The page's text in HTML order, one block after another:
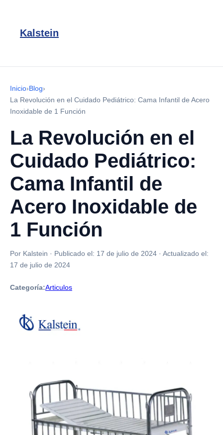
Kalstein
Inicio›Blog›
La Revolución en el Cuidado Pediátrico: Cama Infantil de Acero
Inoxidable de 1 Función
La Revolución en el
Cuidado Pediátrico:
Cama Infantil de
Acero Inoxidable de
1 Función
Por Kalstein · Publicado el: 17 de julio de 2024 · Actualizado el:
17 de julio de 2024
Categoría:Articulos